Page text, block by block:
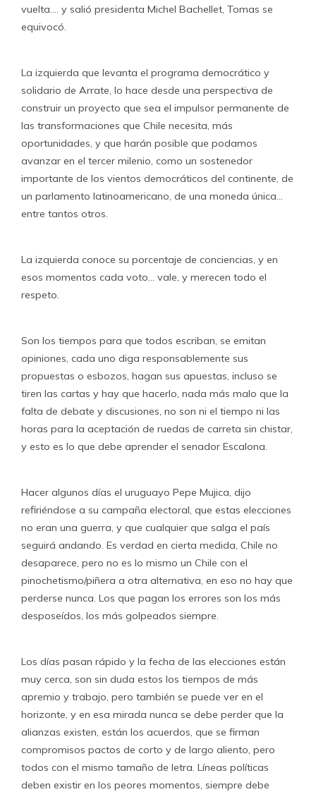
vuelta…. y salió presidenta Michel Bachellet, Tomas se
equivocó.
La izquierda que levanta el programa democrático y
solidario de Arrate, lo hace desde una perspectiva de
construir un proyecto que sea el impulsor permanente de
las transformaciones que Chile necesita, más
oportunidades, y que harán posible que podamos
avanzar en el tercer milenio, como un sostenedor
importante de los vientos democráticos del continente, de
un parlamento latinoamericano, de una moneda única…
entre tantos otros.
La izquierda conoce su porcentaje de conciencias, y en
esos momentos cada voto… vale, y merecen todo el
respeto.
Son los tiempos para que todos escriban, se emitan
opiniones, cada uno diga responsablemente sus
propuestas o esbozos, hagan sus apuestas, incluso se
tiren las cartas y hay que hacerlo, nada más malo que la
falta de debate y discusiones, no son ni el tiempo ni las
horas para la aceptación de ruedas de carreta sin chistar,
y esto es lo que debe aprender el senador Escalona.
Hacer algunos días el uruguayo Pepe Mujica, dijo
refiriéndose a su campaña electoral, que estas elecciones
no eran una guerra, y que cualquier que salga el país
seguirá andando. Es verdad en cierta medida, Chile no
desaparece, pero no es lo mismo un Chile con el
pinochetismo/piñera a otra alternativa, en eso no hay que
perderse nunca. Los que pagan los errores son los más
desposeídos, los más golpeados siempre.
Los días pasan rápido y la fecha de las elecciones están
muy cerca, son sin duda estos los tiempos de más
apremio y trabajo, pero también se puede ver en el
horizonte, y en esa mirada nunca se debe perder que la
alianzas existen, están los acuerdos, que se firman
compromisos pactos de corto y de largo aliento, pero
todos con el mismo tamaño de letra. Líneas políticas
deben existir en los peores momentos, siempre debe